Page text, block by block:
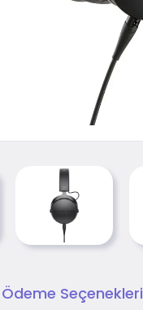
Ödeme Seçenekleri